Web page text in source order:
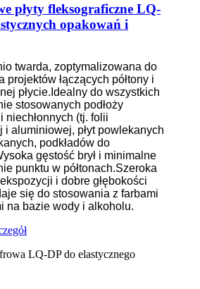
płyty fleksograficzne LQ-
opakowań i
twarda, zoptymalizowana do
projektów łączących półtony i
płycie. Idealny do wszystkich
stosowanych podłoży
niechłonnych (tj. folii
i aluminiowej, płyt powlekanych
podkładów do
gęstość brył i minimalne
punktu w półtonach.Szeroka
i dobre głębokości
się do stosowania z farbami
na bazie wody i alkoholu.